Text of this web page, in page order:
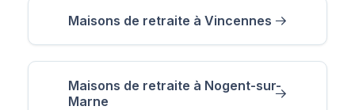
Maisons de retraite à Vincennes
Maisons de retraite à Nogent-sur-
Marne